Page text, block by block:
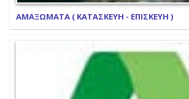
ΑΜΑΞΩΜΑΤΑ ( ΚΑΤΑΣΚΕΥΗ - ΕΠΙΣΚΕΥΗ )